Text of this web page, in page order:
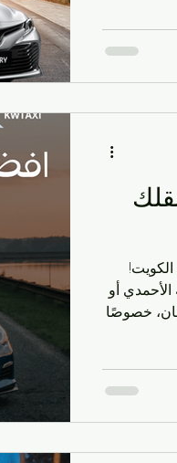
السريع
بحاجة إلى
في مجمع
أو
بسرعة وأمان، خصوصًا
الأحمدي
عندنا مو بس سيارة، إنه رفيقك اللي ياخذك وين ما تبي، 24 ساعة
أو